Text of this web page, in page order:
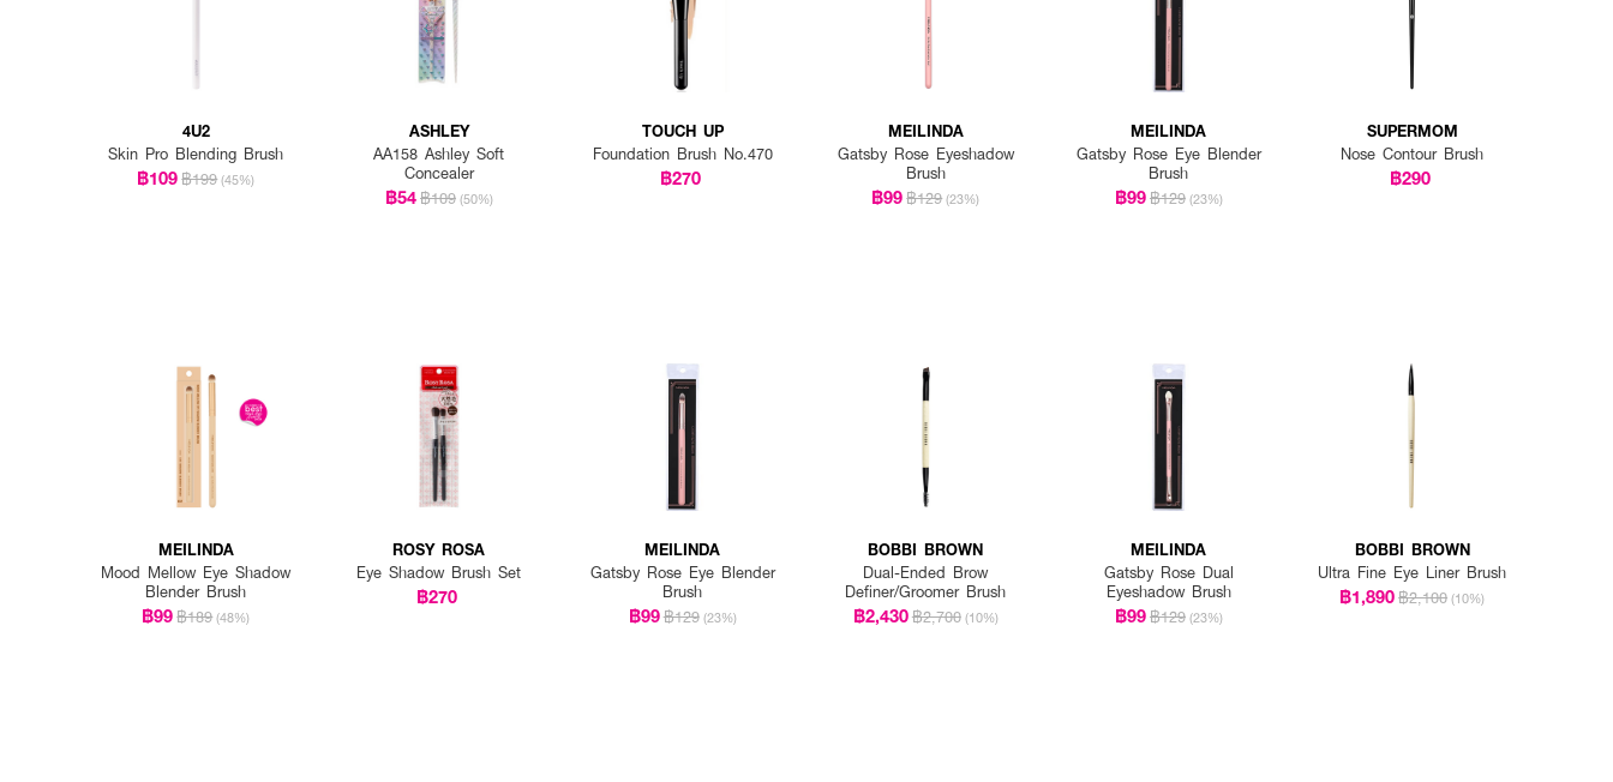
4U2
Skin Pro Blending Brush
฿109฿199 (45%)
ASHLEY
AA158 Ashley Soft
Concealer
฿54฿109 (50%)
TOUCH UP
Foundation Brush No.470
฿270
MEILINDA
Gatsby Rose Eyeshadow
Brush
฿99฿129 (23%)
MEILINDA
Gatsby Rose Eye Blender
Brush
฿99฿129 (23%)
SUPERMOM
Nose Contour Brush
฿290
MEILINDA
Mood Mellow Eye Shadow
Blender Brush
฿99฿189 (48%)
ROSY ROSA
Eye Shadow Brush Set
฿270
MEILINDA
Gatsby Rose Eye Blender
Brush
฿99฿129 (23%)
BOBBI BROWN
Dual-Ended Brow
Definer/Groomer Brush
฿2,430฿2,700 (10%)
MEILINDA
Gatsby Rose Dual
Eyeshadow Brush
฿99฿129 (23%)
BOBBI BROWN
Ultra Fine Eye Liner Brush
฿1,890฿2,100 (10%)